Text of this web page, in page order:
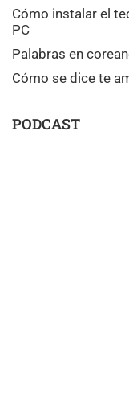
Cómo instalar el
PC
Palabras en
Cómo se dice te
PODCAST